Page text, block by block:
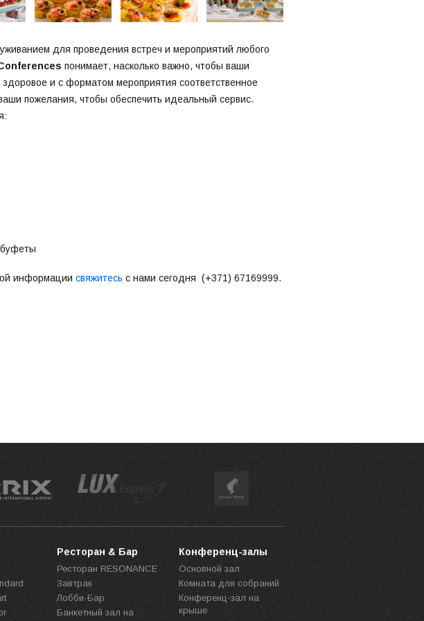
для проведения встреч и мероприятий любого
понимает, насколько важно, чтобы ваши
здоровое и с форматом мероприятия соответственное
пожелания, чтобы обеспечить идеальный сервис.
информациисвяжитесь с нами сегодня (+371) 67169999.
Ресторан & Бар
Ресторан RESONANCE
Завтрак
Лобби-Бар
Банкетный зал на
Конференц-залы
Основной зал
Комната для собраний
Конференц-зал на
крыше